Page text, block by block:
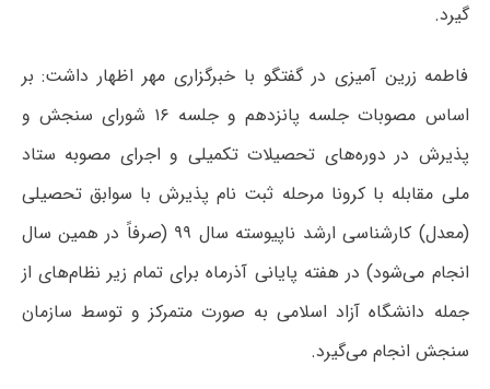
گیرد.
فاطمه زرین آمیزی در گفتگو با خبرگزاری مهر اظهار داشت: بر
اساس مصوبات جلسه پانزدهم و جلسه ۱۶ شورای سنجش و
پذیرش در دوره‌های تحصیلات تکمیلی و اجرای مصوبه ستاد
ملی مقابله با کرونا مرحله ثبت نام پذیرش با سوابق تحصیلی
(معدل) کارشناسی ارشد ناپیوسته سال ۹۹ (صرفاً در همین سال
انجام می‌شود) در هفته پایانی آذرماه برای تمام زیر نظام‌های از
جمله دانشگاه آزاد اسلامی به صورت متمرکز و توسط سازمان
سنجش انجام می‌گیرد.